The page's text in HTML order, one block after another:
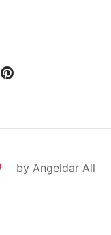
by Angeldar All